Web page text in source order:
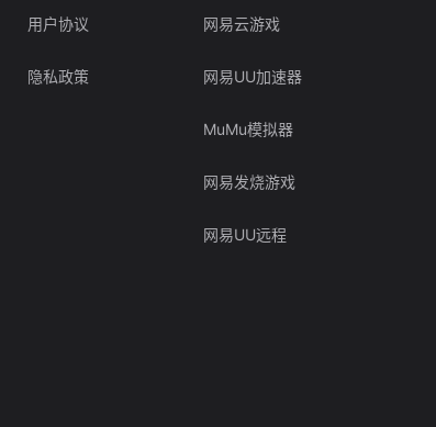
用户协议
隐私政策
网易云游戏
网易UU加速器
MuMu模拟器
网易发烧游戏
网易UU远程